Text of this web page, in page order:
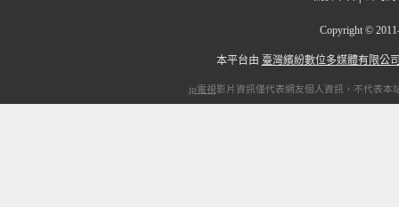
Copyright ©
本平台由 臺灣繽紛數位多媒體有限公
ip電視影片資訊僅代表網友個人資訊，不代表本